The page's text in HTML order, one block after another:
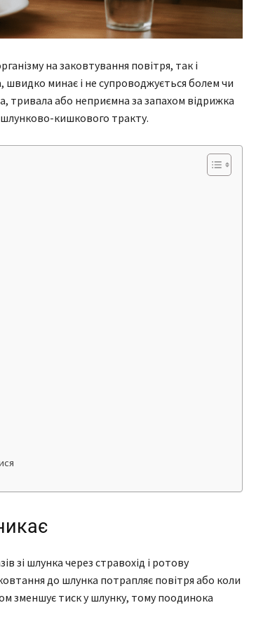
на заковтування повітря, так і
минає і не супроводжується болем чи
тривала або неприємна за запахом відрижка
шлунково-кишкового тракту.
зі шлунка через стравохід і ротову
до шлунка потрапляє повітря або коли
зменшує тиск у шлунку, тому поодинока